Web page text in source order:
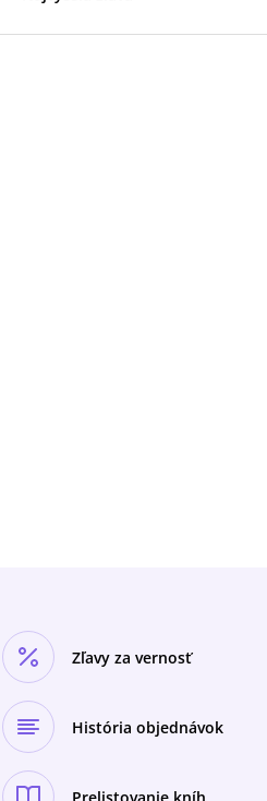
Zľavy za vernosť
História objednávok
Prelistovanie kníh